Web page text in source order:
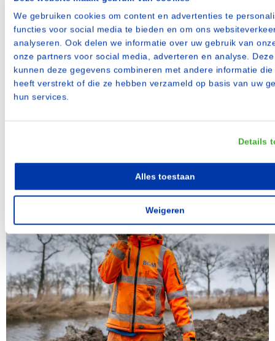
kunnen deze gegevens combineren met andere informatie
heeft verstrekt of die ze hebben verzameld op basis van uw
hun services.
Weigeren
Daan Verheijen
KAM-coördinator
“Veiligheid is geen keuze, maar een verantwoordelijkheid
– elke dag, voor iedereen.”
ANDERE VACATURES
In het veld & op kantoor Parttime